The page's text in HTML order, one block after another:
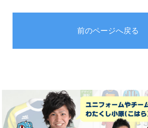
前のページへ戻る